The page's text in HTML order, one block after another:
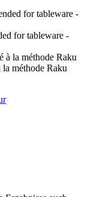
for tableware -
méthode Raku